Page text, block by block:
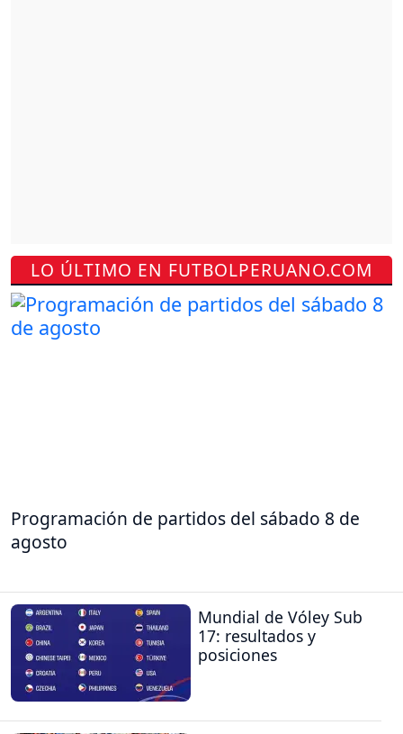
LO ÚLTIMO EN FUTBOLPERUANO.COM
Programación de partidos del sábado 8 de
agosto
Mundial de Vóley Sub
17: resultados y
posiciones